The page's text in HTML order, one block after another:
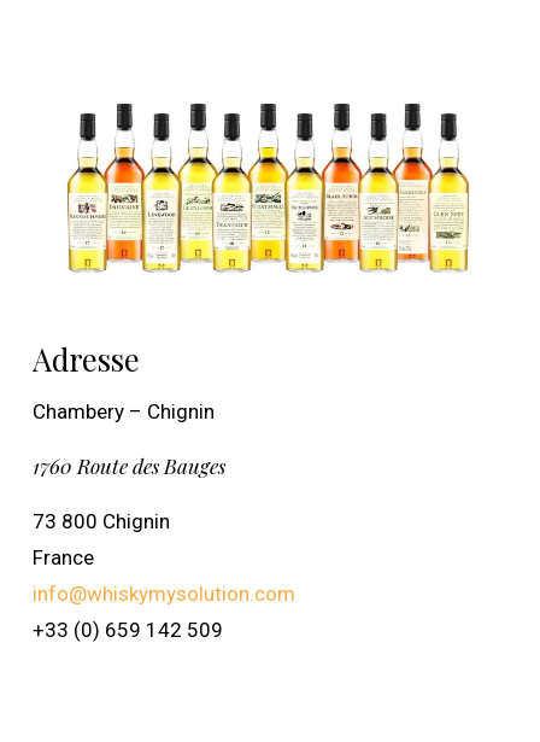
Adresse
Chambery – Chignin
1760 Route des Bauges
73 800 Chignin
France
info@whiskymysolution.com
+33 (0) 659 142 509